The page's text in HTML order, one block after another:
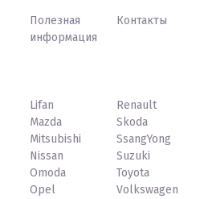
Полезная
информация
Контакты
Lifan
Mazda
Mitsubishi
Nissan
Omoda
Opel
Renault
Skoda
SsangYong
Suzuki
Toyota
Volkswagen